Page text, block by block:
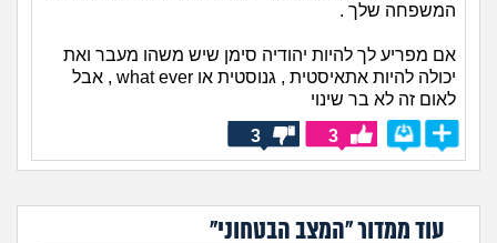
המשפחה שלך .
אם מפריע לך להיות יהודיה סימן שיש משהו מעבר ואת
יכולה להיות אתאיסטית , גנוסטית או what ever , אבל
לאום זה לא בר שינוי
3
3
עוד ממדור "המצב הבטחוני"